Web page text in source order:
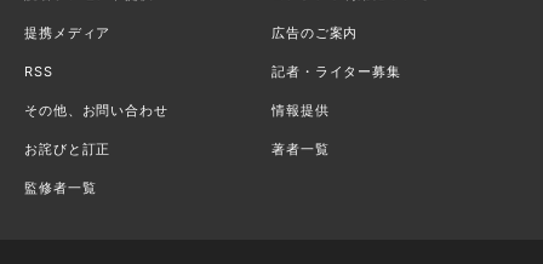
提携メディア 広告のご案内
RSS 記者・ライター募集
その他、お問い合わせ 情報提供
お詫びと訂正 著者一覧
監修者一覧